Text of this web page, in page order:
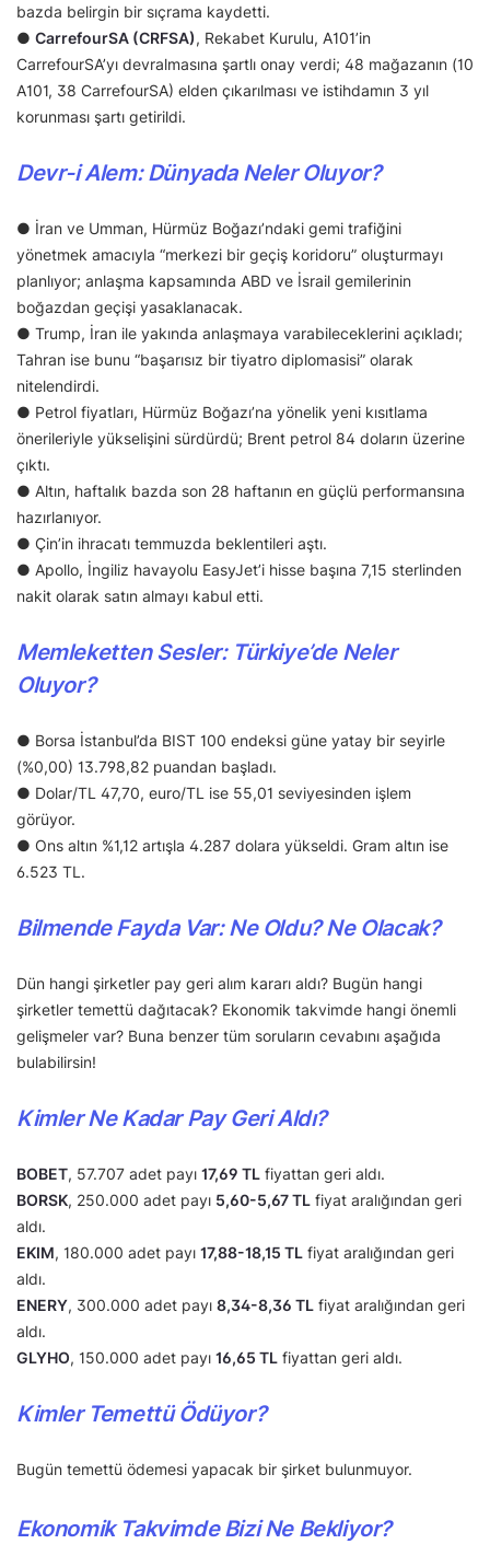
bazda belirgin bir sıçrama kaydetti.
● CarrefourSA (CRFSA), Rekabet Kurulu, A101’in
CarrefourSA’yı devralmasına şartlı onay verdi; 48 mağazanın (10
A101, 38 CarrefourSA) elden çıkarılması ve istihdamın 3 yıl
korunması şartı getirildi.
Devr-i Alem: Dünyada Neler Oluyor?
● İran ve Umman, Hürmüz Boğazı’ndaki gemi trafiğini
yönetmek amacıyla “merkezi bir geçiş koridoru” oluşturmayı
planlıyor; anlaşma kapsamında ABD ve İsrail gemilerinin
boğazdan geçişi yasaklanacak.
● Trump, İran ile yakında anlaşmaya varabileceklerini açıkladı;
Tahran ise bunu “başarısız bir tiyatro diplomasisi” olarak
nitelendirdi.
● Petrol fiyatları, Hürmüz Boğazı’na yönelik yeni kısıtlama
önerileriyle yükselişini sürdürdü; Brent petrol 84 doların üzerine
çıktı.
● Altın, haftalık bazda son 28 haftanın en güçlü performansına
hazırlanıyor.
● Çin’in ihracatı temmuzda beklentileri aştı.
● Apollo, İngiliz havayolu EasyJet’i hisse başına 7,15 sterlinden
nakit olarak satın almayı kabul etti.
Memleketten Sesler: Türkiye’de Neler
Oluyor?
● Borsa İstanbul’da BIST 100 endeksi güne yatay bir seyirle
(%0,00) 13.798,82 puandan başladı.
● Dolar/TL 47,70, euro/TL ise 55,01 seviyesinden işlem
görüyor.
● Ons altın %1,12 artışla 4.287 dolara yükseldi. Gram altın ise
6.523 TL.
Bilmende Fayda Var: Ne Oldu? Ne Olacak?
Dün hangi şirketler pay geri alım kararı aldı? Bugün hangi
şirketler temettü dağıtacak? Ekonomik takvimde hangi önemli
gelişmeler var? Buna benzer tüm soruların cevabını aşağıda
bulabilirsin!
Kimler Ne Kadar Pay Geri Aldı?
BOBET, 57.707 adet payı 17,69 TL fiyattan geri aldı.
BORSK, 250.000 adet payı 5,60-5,67 TL fiyat aralığından geri
aldı.
EKIM, 180.000 adet payı 17,88-18,15 TL fiyat aralığından geri
aldı.
ENERY, 300.000 adet payı 8,34-8,36 TL fiyat aralığından geri
aldı.
GLYHO, 150.000 adet payı 16,65 TL fiyattan geri aldı.
Kimler Temettü Ödüyor?
Bugün temettü ödemesi yapacak bir şirket bulunmuyor.
Ekonomik Takvimde Bizi Ne Bekliyor?